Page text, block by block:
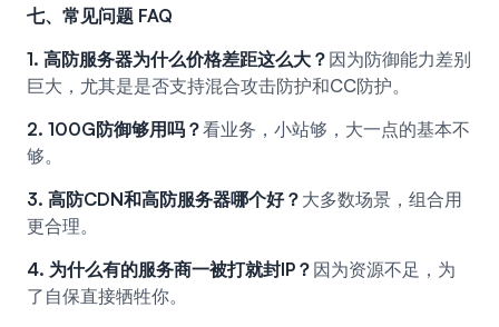
七、常见问题 FAQ
1. 高防服务器为什么价格差距这么大？ 因为防御能力差别
巨大，尤其是是否支持混合攻击防护和CC防护。
2. 100G防御够用吗？看业务，小站够，大一点的基本不
够。
3. 高防CDN和高防服务器哪个好？ 大多数场景，组合用
更合理。
4. 为什么有的服务商一被打就封IP？ 因为资源不足，为
了自保直接牺牲你。